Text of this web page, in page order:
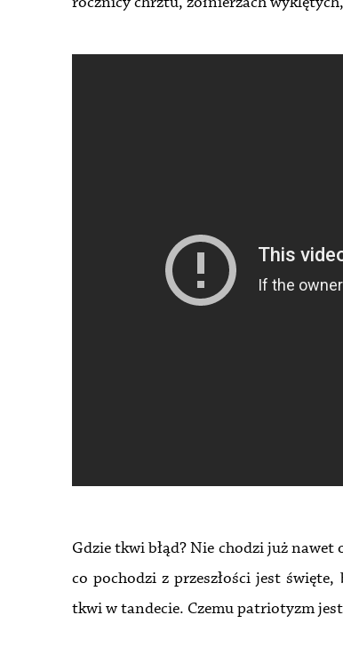
Gdzie tkwi błąd? Nie chodzi już
co pochodzi z przeszłości jest
tkwi w tandecie. Czemu patriotyzm